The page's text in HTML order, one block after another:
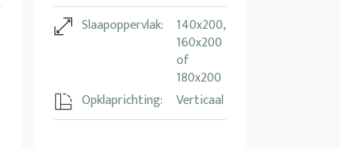
Slaapoppervlak:
140x200,
160x200
of
180x200
Opklaprichting:
Verticaal